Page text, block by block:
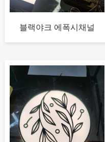
블랙야크 에폭시채널